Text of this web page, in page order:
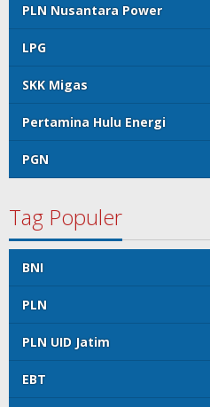
PLN Nusantara Power
LPG
SKK Migas
Pertamina Hulu Energi
PGN
Tag Populer
BNI
PLN
PLN UID Jatim
EBT